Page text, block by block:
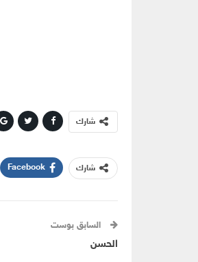
شارك
شارك Facebook
السابق بوست
الحسن